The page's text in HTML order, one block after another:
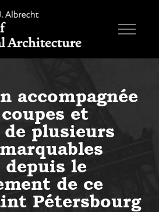
to main content
site
accompagnée
et
plusieurs
le
de ce
Pétersbourg